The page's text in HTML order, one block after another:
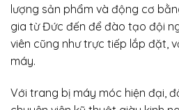
lượng sản phẩm và động cơ
gia từ Đức đến để đào tạo đội
viên cũng như trực tiếp lắp đặt,
máy.
Với trang bị máy móc hiện đại,